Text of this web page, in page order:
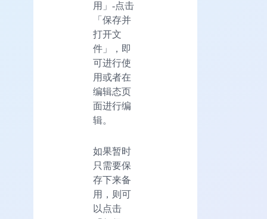
用」-点击
「保存并
打开文
件」，即
可进行使
用或者在
编辑态页
面进行编
辑。
如果暂时
只需要保
存下来备
用，则可
以点击